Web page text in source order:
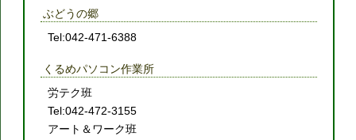
ぶどうの郷
Tel:042-471-6388
くるめパソコン作業所
労テク班
Tel:042-472-3155
アート＆ワーク班